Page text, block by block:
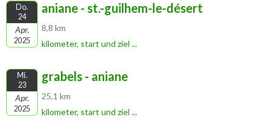
Do.
24
Apr.
2025
aniane - st.-guilhem-le-désert
8,8 km
kilometer, start und ziel ...
Mi.
23
Apr.
2025
grabels - aniane
25,1 km
kilometer, start und ziel ...